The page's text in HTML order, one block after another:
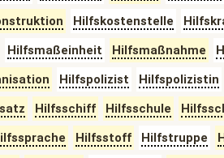
Hilfskostenstelle
Hilfsmaßeinheit Hilfsmaßnahme
Hilfspolizist Hilfspolizistin
Hilfsschiff Hilfsschule
Hilfsstoff Hilfstruppe